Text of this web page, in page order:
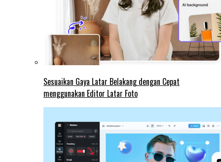
Sesuaikan Gaya Latar Belakang dengan Cepat
menggunakan Editor Latar Foto